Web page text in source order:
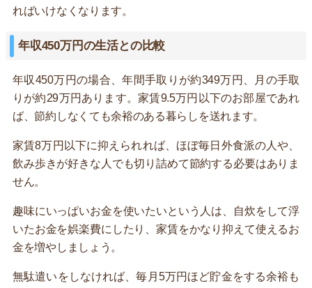
ればいけなくなります。
年収450万円の生活との比較
年収450万円の場合、年間手取りが約349万円、月の手取
りが約29万円あります。家賃9.5万円以下のお部屋であれ
ば、節約しなくても余裕のある暮らしを送れます。
家賃8万円以下に抑えられれば、ほぼ毎日外食派の人や、
飲み歩きが好きな人でも切り詰めて節約する必要はありま
せん。
趣味にいっぱいお金を使いたいという人は、自炊をして浮
いたお金を娯楽費にしたり、家賃をかなり抑えて使えるお
金を増やしましょう。
無駄遣いをしなければ、毎月5万円ほど貯金をする余裕も